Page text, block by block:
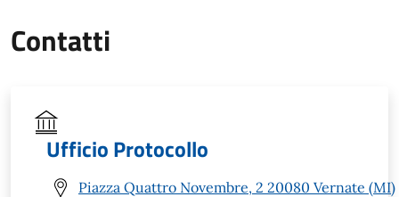
Contatti
Ufficio Protocollo
Piazza Quattro Novembre, 2 20080 Vernate (MI)